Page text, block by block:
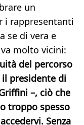
un
i rappresentanti
se di vera e
molto vicini:
del percorso
presidente di
–, ciò che
troppo spesso
Senza